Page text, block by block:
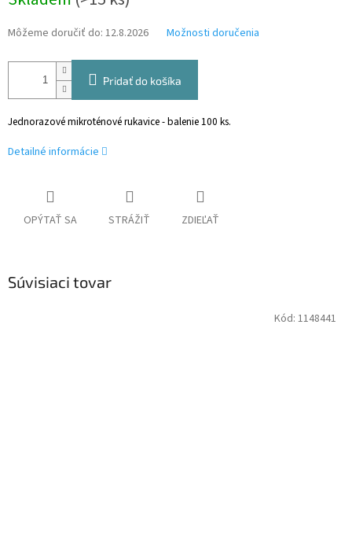
Môžeme doručiť do: 12.8.2026 Možnosti doručenia
Pridať do košíka
Jednorazové mikroténové rukavice - balenie 100 ks.
Detailné informácie
OPÝTAŤ SA STRÁŽIŤ ZDIEĽAŤ
Súvisiaci tovar
Kód: 1148441